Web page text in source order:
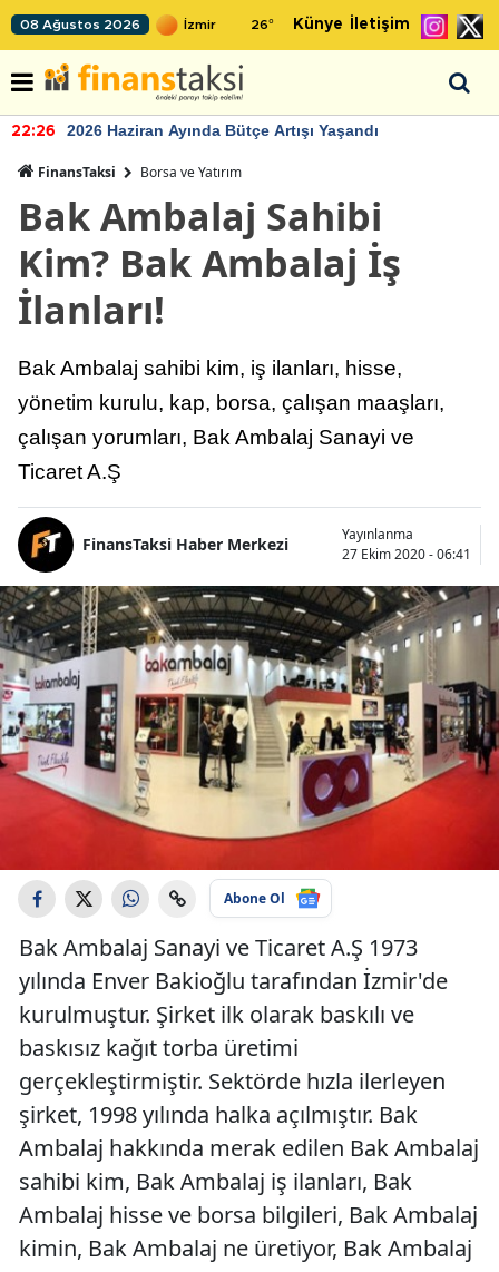
08 Ağustos 2026 26° Künye İletişim
22:26 2026 Haziran Ayında Bütçe Artışı Yaşandı
FinansTaksi Borsa ve Yatırım
Bak Ambalaj Sahibi
Kim? Bak Ambalaj İş
İlanları!
Bak Ambalaj sahibi kim, iş ilanları, hisse,
yönetim kurulu, kap, borsa, çalışan maaşları,
çalışan yorumları, Bak Ambalaj Sanayi ve
Ticaret A.Ş
FinansTaksi Haber Merkezi
Yayınlanma
27 Ekim 2020 - 06:41
Abone Ol
Bak Ambalaj Sanayi ve Ticaret A.Ş 1973
yılında Enver Bakioğlu tarafından İzmir'de
kurulmuştur. Şirket ilk olarak baskılı ve
baskısız kağıt torba üretimi
gerçekleştirmiştir. Sektörde hızla ilerleyen
şirket, 1998 yılında halka açılmıştır. Bak
Ambalaj hakkında merak edilen Bak Ambalaj
sahibi kim, Bak Ambalaj iş ilanları, Bak
Ambalaj hisse ve borsa bilgileri, Bak Ambalaj
kimin, Bak Ambalaj ne üretiyor, Bak Ambalaj